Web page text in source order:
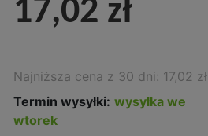
17,02 zł
Najniższa cena z 30 dni: 17,02 zł
Termin wysyłki: wysyłka we
wtorek